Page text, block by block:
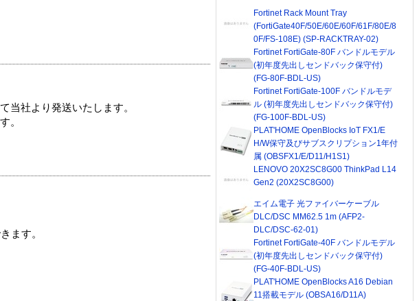
当社より発送いたします。
。
ます。
Fortinet Rack Mount Tray
(FortiGate40F/50E/60E/60F/61F/80E/8
0F/FS-108E) (SP-RACKTRAY-02)
Fortinet FortiGate-80F バンドルモデル
(初年度先出しセンドバック保守付)
(FG-80F-BDL-US)
Fortinet FortiGate-100F バンドルモデ
ル (初年度先出しセンドバック保守付)
(FG-100F-BDL-US)
PLAT'HOME OpenBlocks IoT FX1/E
H/W保守及びサブスクリプション1年付
属 (OBSFX1/E/D11/H1S1)
LENOVO 20X2SC8G00 ThinkPad L14
Gen2 (20X2SC8G00)
エイム電子 光ファイバーケーブル
DLC/DSC MM62.5 1m (AFP2-
DLC/DSC-62-01)
Fortinet FortiGate-40F バンドルモデル
(初年度先出しセンドバック保守付)
(FG-40F-BDL-US)
PLAT'HOME OpenBlocks A16 Debian
11搭載モデル (OBSA16/D11A)